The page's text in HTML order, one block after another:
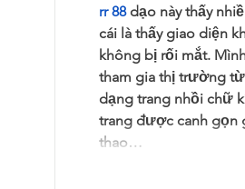
rr 88 dạo này thấy
cái là thấy giao diện
không bị rối mắt.
tham gia thị trường từ
dạng trang nhồi chữ
trang được canh gọn
thao…